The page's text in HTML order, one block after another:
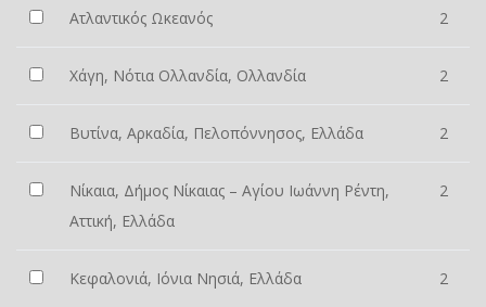
Ατλαντικός Ωκεανός 2
Χάγη, Νότια Ολλανδία, Ολλανδία 2
Βυτίνα, Αρκαδία, Πελοπόννησος, Ελλάδα 2
Νίκαια, Δήμος Νίκαιας – Αγίου Ιωάννη Ρέντη,
Αττική, Ελλάδα
2
Κεφαλονιά, Ιόνια Νησιά, Ελλάδα 2